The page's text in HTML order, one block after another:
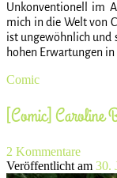
Unkonventionell im
mich in die Welt von
ist ungewöhnlich und
hohen Erwartungen
Comic
[Comic] Caroline
2 Kommentare
Veröffentlicht am 30.